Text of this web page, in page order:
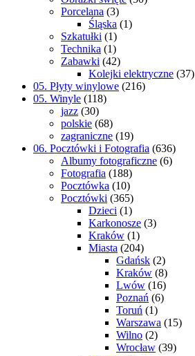
Porcelana (3)
Śląska (1)
Szkatułki (1)
Technika (1)
Zabawki (42)
Kolejki elektryczne (37)
05. Płyty winylowe (216)
05. Winyle (118)
jazz (30)
polskie (68)
zagraniczne (19)
06. Pocztówki i Fotografia (636)
Albumy fotograficzne (6)
Fotografia (188)
Pocztówka (10)
Pocztówki (365)
Dzieci (1)
Karkonosze (3)
Kraków (1)
Miasta (204)
Gdańsk (2)
Kraków (8)
Lwów (16)
Poznań (6)
Toruń (1)
Warszawa (15)
Wilno (2)
Wrocław (39)